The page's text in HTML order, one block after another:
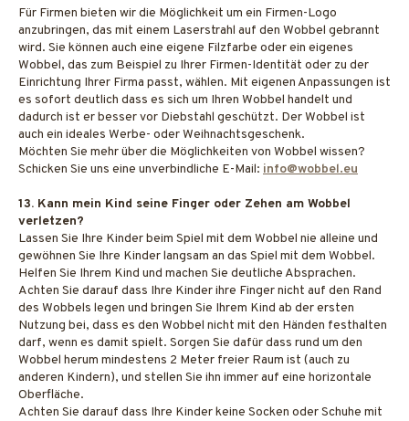
Für Firmen bieten wir die Möglichkeit um ein Firmen-Logo
anzubringen, das mit einem Laserstrahl auf den Wobbel gebrannt
wird. Sie können auch eine eigene Filzfarbe oder ein eigenes
Wobbel, das zum Beispiel zu Ihrer Firmen-Identität oder zu der
Einrichtung Ihrer Firma passt, wählen. Mit eigenen Anpassungen ist
es sofort deutlich dass es sich um Ihren Wobbel handelt und
dadurch ist er besser vor Diebstahl geschützt. Der Wobbel ist
auch ein ideales Werbe- oder Weihnachtsgeschenk.
Möchten Sie mehr über die Möglichkeiten von Wobbel wissen?
Schicken Sie uns eine unverbindliche E-Mail: info@wobbel.eu
13. Kann mein Kind seine Finger oder Zehen am Wobbel
verletzen?
Lassen Sie Ihre Kinder beim Spiel mit dem Wobbel nie alleine und
gewöhnen Sie Ihre Kinder langsam an das Spiel mit dem Wobbel.
Helfen Sie Ihrem Kind und machen Sie deutliche Absprachen.
Achten Sie darauf dass Ihre Kinder ihre Finger nicht auf den Rand
des Wobbels legen und bringen Sie Ihrem Kind ab der ersten
Nutzung bei, dass es den Wobbel nicht mit den Händen festhalten
darf, wenn es damit spielt. Sorgen Sie dafür dass rund um den
Wobbel herum mindestens 2 Meter freier Raum ist (auch zu
anderen Kindern), und stellen Sie ihn immer auf eine horizontale
Oberfläche.
Achten Sie darauf dass Ihre Kinder keine Socken oder Schuhe mit